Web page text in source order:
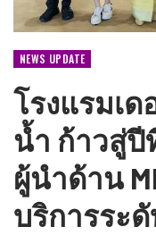
NEWS UPDATE
โรงแรมเด
น้ำ ก้าวสู่ปี
ผู้นำด้าน
บริการระ